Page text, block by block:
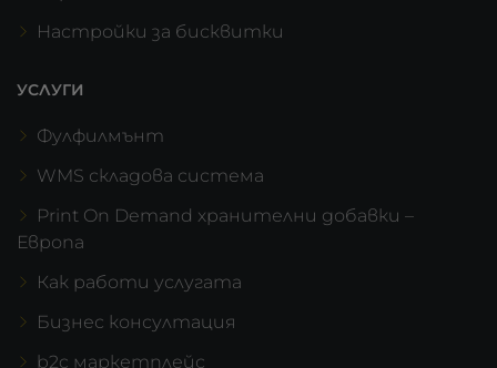
Настройки за бисквитки
УСЛУГИ
Фулфилмънт
WMS складова система
Print On Demand хранителни добавки –
Европа
Как работи услугата
Бизнес консултация
b2c маркетплейс